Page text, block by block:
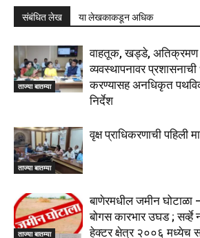
संबंधित लेख या लेखकाकडून अधिक
ताज्या बातम्या
वाहतूक, खड्डे,
व्यवस्थापनावर
करण्यासह अनधिकृत
निर्देश
ताज्या बातम्या
वृक्ष प्राधिकरणाची पहिली
ताज्या बातम्या
बाणेरमधील जमीन घोटाळा
बोगस कारभार उघड ;
हेक्टर क्षेत्र २००६ मध्येच